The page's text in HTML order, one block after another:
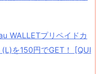
WALLETプリペイドカ
を150円でGET！ [QUI